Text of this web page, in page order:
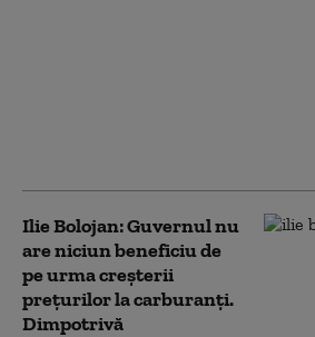
Ilie Bolojan: Guvernul nu
are niciun beneficiu de
pe urma creşterii
preţurilor la carburanţi.
Dimpotrivă